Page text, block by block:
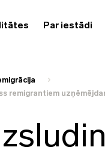
Par iestādi
remigrantiem